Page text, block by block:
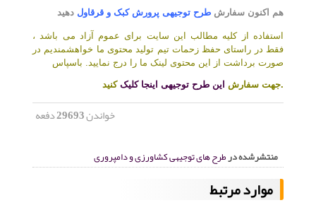
هم اکنون سفارش طرح توجیهی پرورش کبک و قرقاول دهید
استفاده از کلیه مطالب این سایت برای عموم آزاد می باشد ،
فقط در راستای حفظ زحمات تیم تولید محتوی ما خواهشمندیم در
صورت برداشت از این محتوی لینک ما را درج نمایید. باسپاس
جهت سفارش این طرح توجیهی اینجا کلیک کنید.
خواندن29693دفعه
منتشرشده درطرح های توجیهی کشاورزی و دامپروری
موارد مرتبط